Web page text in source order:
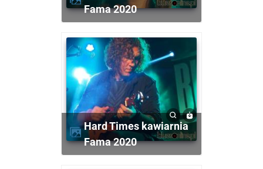
Fama 2020
Hard Times kawiarnia
Fama 2020